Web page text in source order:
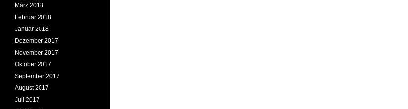
März 2018
Februar 2018
Januar 2018
Dezember 2017
November 2017
Oktober 2017
September 2017
August 2017
Juli 2017